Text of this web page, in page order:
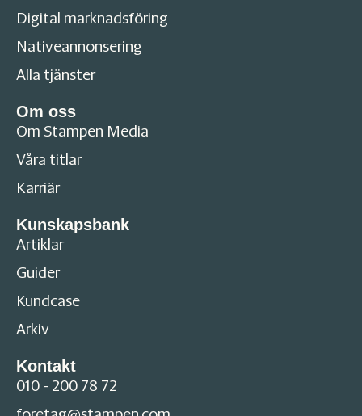
Digital marknadsföring
Nativeannonsering
Alla tjänster
Om oss
Om Stampen Media
Våra titlar
Karriär
Kunskapsbank
Artiklar
Guider
Kundcase
Arkiv
Kontakt
010 - 200 78 72